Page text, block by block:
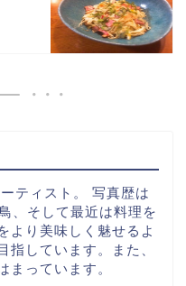
ティスト。 写真歴は
、そして最近は料理を
より美味しく魅せるよ
指しています。また、
まっています。